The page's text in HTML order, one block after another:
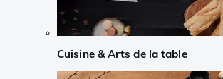
Cuisine & Arts de la table